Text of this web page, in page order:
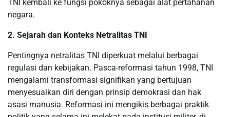
TNI kembali ke fungsi pokoknya sebagai alat pertahanan
negara.
2. Sejarah dan Konteks Netralitas TNI
Pentingnya netralitas TNI diperkuat melalui berbagai
regulasi dan kebijakan. Pasca-reformasi tahun 1998, TNI
mengalami transformasi signifikan yang bertujuan
menyesuaikan diri dengan prinsip demokrasi dan hak
asasi manusia. Reformasi ini mengikis berbagai praktik